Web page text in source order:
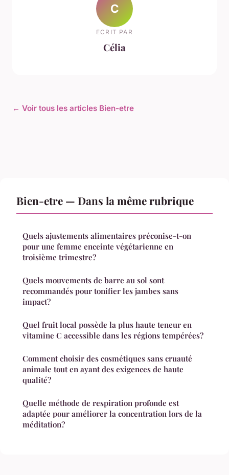
C
ECRIT PAR
Célia
← Voir tous les articles Bien-etre
Bien-etre — Dans la même rubrique
Quels ajustements alimentaires préconise-t-on
pour une femme enceinte végétarienne en
troisième trimestre?
Quels mouvements de barre au sol sont
recommandés pour tonifier les jambes sans
impact?
Quel fruit local possède la plus haute teneur en
vitamine C accessible dans les régions tempérées?
Comment choisir des cosmétiques sans cruauté
animale tout en ayant des exigences de haute
qualité?
Quelle méthode de respiration profonde est
adaptée pour améliorer la concentration lors de la
méditation?